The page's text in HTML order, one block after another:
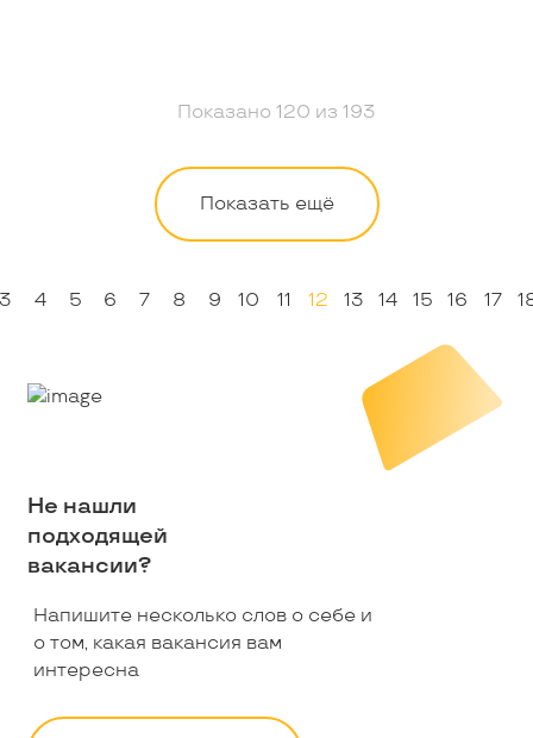
Показано 120 из 193
Показать ещё
3 4 5 6 7 8 9 10 11 12 13 14 15 16 17
Не нашли
подходящей
вакансии?
Напишите несколько слов о себе и
о том, какая вакансия вам
интересна